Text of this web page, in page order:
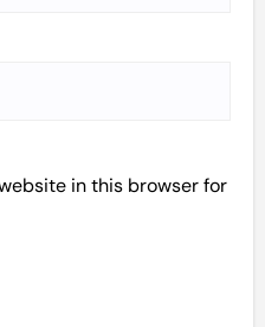
in this browser for